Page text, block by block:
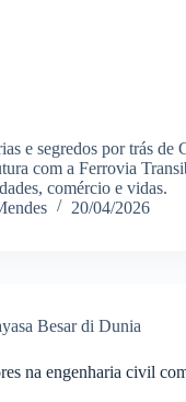
e segredos por trás de
com a Ferrovia
comércio e vidas.
20/04/2026
Besar di Dunia
na engenharia civil